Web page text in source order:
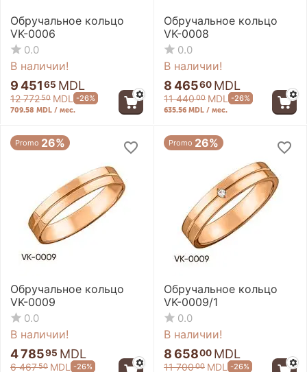
Обручальное кольцо
VK-0006
0.0
В наличии!
9 451 65 MDL
12 77250 MDL -26%
709.58 MDL / мес.
Обручальное кольцо
VK-0008
0.0
В наличии!
8 46560 MDL
11 44000 MDL -26%
635.56 MDL / мес.
Promo 26%
Обручальное кольцо
VK-0009
0.0
В наличии!
4 78595 MDL
6 46750 MDL -26%
Promo 26%
Обручальное кольцо
VK-0009/1
0.0
В наличии!
8 65800 MDL
11 70000 MDL -26%